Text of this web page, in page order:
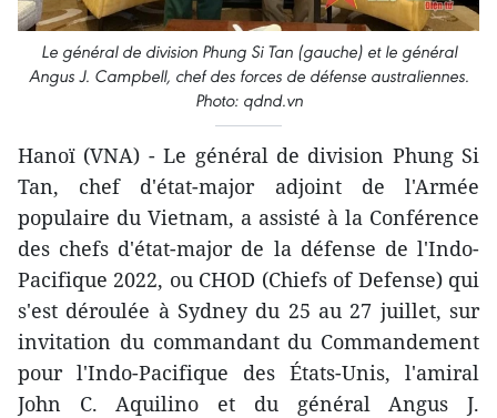
Le général de division Phung Si Tan (gauche) et le général
Angus J. Campbell, chef des forces de défense australiennes.
Photo: qdnd.vn
Hanoï (VNA) - Le général de division Phung Si
Tan, chef d'état-major adjoint de l'Armée
populaire du Vietnam, a assisté à la Conférence
des chefs d'état-major de la défense de l'Indo-
Pacifique 2022, ou CHOD (Chiefs of Defense) qui
s'est déroulée à Sydney du 25 au 27 juillet, sur
invitation du commandant du Commandement
pour l'Indo-Pacifique des États-Unis, l'amiral
John C. Aquilino et du général Angus J.